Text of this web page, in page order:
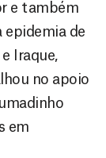
e também
epidemia de
Iraque,
no apoio
em